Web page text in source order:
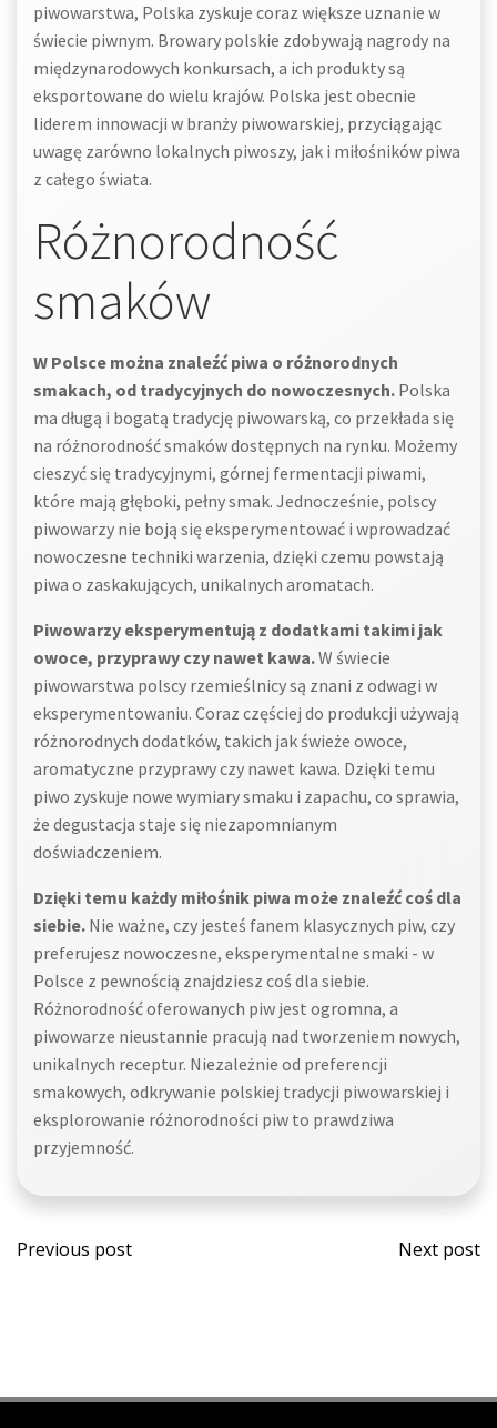
piwowarstwa, Polska zyskuje coraz większe uznanie w
świecie piwnym. Browary polskie zdobywają nagrody na
międzynarodowych konkursach, a ich produkty są
eksportowane do wielu krajów. Polska jest obecnie
liderem innowacji w branży piwowarskiej, przyciągając
uwagę zarówno lokalnych piwoszy, jak i miłośników piwa
z całego świata.
Różnorodność
smaków
W Polsce można znaleźć piwa o różnorodnych
smakach, od tradycyjnych do nowoczesnych. Polska
ma długą i bogatą tradycję piwowarską, co przekłada się
na różnorodność smaków dostępnych na rynku. Możemy
cieszyć się tradycyjnymi, górnej fermentacji piwami,
które mają głęboki, pełny smak. Jednocześnie, polscy
piwowarzy nie boją się eksperymentować i wprowadzać
nowoczesne techniki warzenia, dzięki czemu powstają
piwa o zaskakujących, unikalnych aromatach.
Piwowarzy eksperymentują z dodatkami takimi jak
owoce, przyprawy czy nawet kawa.W świecie
piwowarstwa polscy rzemieślnicy są znani z odwagi w
eksperymentowaniu. Coraz częściej do produkcji używają
różnorodnych dodatków, takich jak świeże owoce,
aromatyczne przyprawy czy nawet kawa. Dzięki temu
piwo zyskuje nowe wymiary smaku i zapachu, co sprawia,
że degustacja staje się niezapomnianym
doświadczeniem.
Dzięki temu każdy miłośnik piwa może znaleźć coś dla
siebie. Nie ważne, czy jesteś fanem klasycznych piw, czy
preferujesz nowoczesne, eksperymentalne smaki - w
Polsce z pewnością znajdziesz coś dla siebie.
Różnorodność oferowanych piw jest ogromna, a
piwowarze nieustannie pracują nad tworzeniem nowych,
unikalnych receptur. Niezależnie od preferencji
smakowych, odkrywanie polskiej tradycji piwowarskiej i
eksplorowanie różnorodności piw to prawdziwa
przyjemność.
Post
Previous post
Post
Next post